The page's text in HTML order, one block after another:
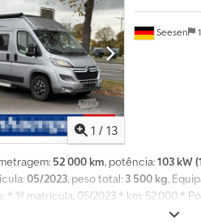
1 / 13
Seesen
52 000 km, potência:103 kW
05/2023, peso total: 3 500 kg,
* 1ª matrícula: 05/2023 * km: 52.000 *
kg * Suporte de documentos